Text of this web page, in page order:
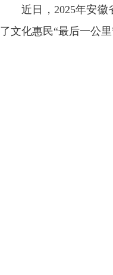
近日，2025年安
了文化惠民“最后一公